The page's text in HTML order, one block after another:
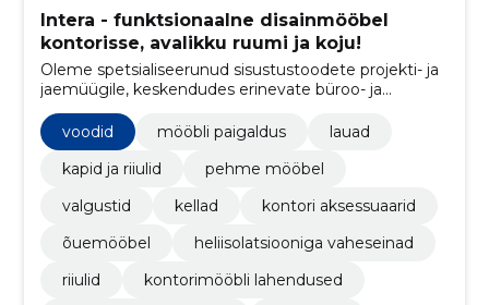
Intera - funktsionaalne disainmööbel
kontorisse, avalikku ruumi ja koju!
Oleme spetsialiseerunud sisustustoodete projekti- ja
jaemüügile, keskendudes erinevate büroo- ja
Euroopa.
voodid mööbli paigaldus
lauad
kapid ja riiulid
pehme mööbel
valgustid
kellad
kontori aksessuaarid
õuemööbel
heliisolatsiooniga vaheseinad
riiulid
kontorimööbli lahendused